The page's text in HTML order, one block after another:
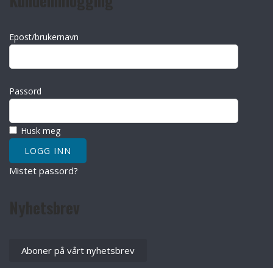
Epost/brukernavn
Passord
Husk meg
Mistet passord?
Aboner på vårt nyhetsbrev